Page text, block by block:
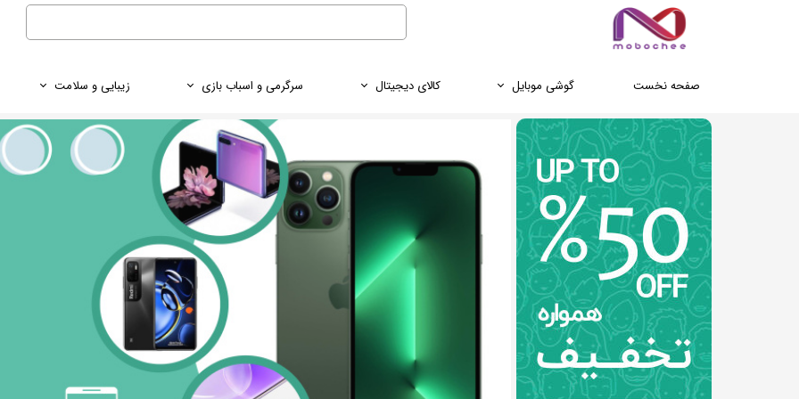
صفحه نخست گوشی موبایل
سامسونگ شیائومی
پوکو
کالای دیجیتال
هدفون و هندزفری پاوربانک
کابل و شارژر
سرگرمی و اسباب بازی
کنسول خانگی
زیبایی و سلامت
ترازو